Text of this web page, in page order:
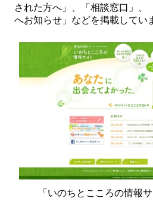
された方へ」、「相談窓口」、
へお知らせ」などを掲載してい
「いのちとこころの情報